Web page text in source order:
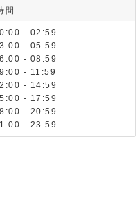
間
- 02:59
- 05:59
- 08:59
- 11:59
- 14:59
- 17:59
- 20:59
- 23:59